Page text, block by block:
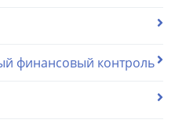
финансовый контроль